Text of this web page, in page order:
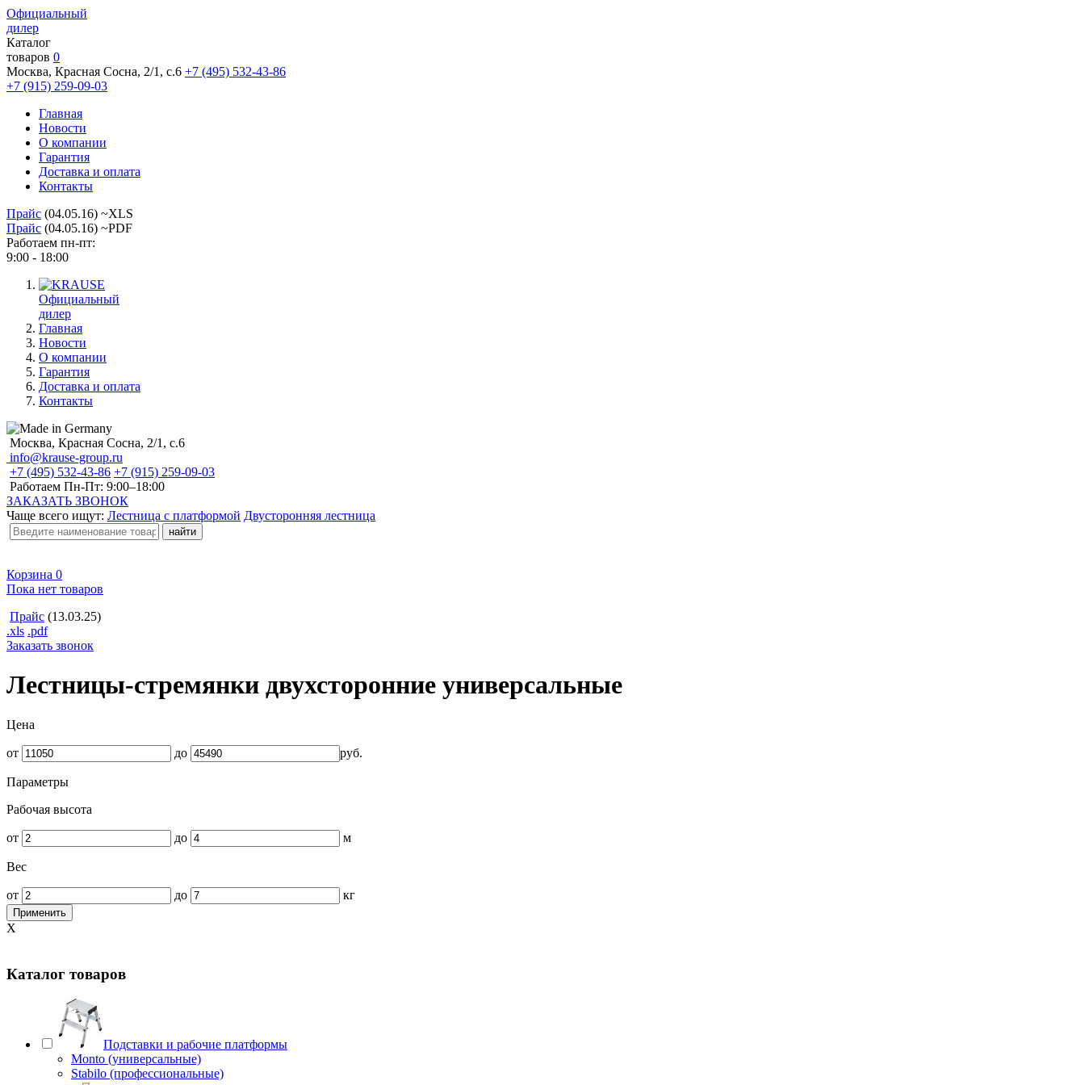
Официальный
дилер
Каталог
товаров 0
Москва, Красная Сосна, 2/1, с.6 +7 (495) 532-43-86
+7 (915) 259-09-03
Главная
Новости
О компании
Гарантия
Доставка и оплата
Контакты
Прайс (04.05.16) ~XLS
Прайс (04.05.16) ~PDF
Работаем пн-пт:
9:00 - 18:00
Официальный
дилер
Главная
Новости
О компании
Гарантия
Доставка и оплата
Контакты
Москва, Красная Сосна, 2/1, с.6
info@krause-group.ru
+7 (495) 532-43-86 +7 (915) 259-09-03
Работаем Пн-Пт: 9:00–18:00
ЗАКАЗАТЬ ЗВОНОК
Чаще всего ищут: Лестница с платформой Двусторонняя лестница
Корзина 0
Пока нет товаров
Прайс (13.03.25)
.xls .pdf
Заказать звонок
Лестницы-стремянки двухсторонние универсальные
Цена
от до руб.
Параметры
Рабочая высота
от до м
Вес
от до кг
Применить
X
Каталог товаров
Подставки и рабочие платформы
Monto (универсальные)
Stabilo (профессиональные)